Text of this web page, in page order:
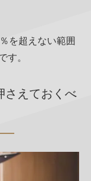
を超えない範囲
す。
さえておくべ